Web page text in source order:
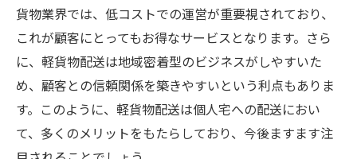
貨物業界では、低コストでの運営が重要視されており、
これが顧客にとってもお得なサービスとなります。さら
に、軽貨物配送は地域密着型のビジネスがしやすいた
め、顧客との信頼関係を築きやすいという利点もありま
す。このように、軽貨物配送は個人宅への配送におい
て、多くのメリットをもたらしており、今後ますます注